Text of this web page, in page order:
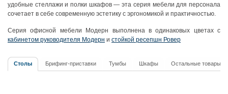
удобные стеллажи и полки шкафов — эта серия мебели для персонала
сочетает в себе современную эстетику с эргономикой и практичностью.
Серия офисной мебели Модерн выполнена в одинаковых цветах с
кабинетом руководителя Модерн и стойкой ресепшн Ровер
Столы Брифинг-приставки Тумбы Шкафы Остальные товары